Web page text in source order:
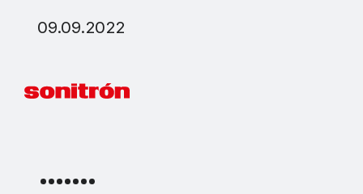
09.09.2022